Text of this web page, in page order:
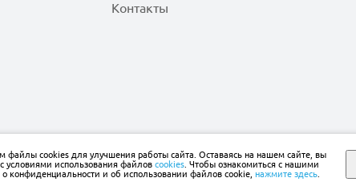
Контакты
файлы cookies для улучшения работы сайта. Оставаясь на нашем сайте, вы
условиями использования файлов cookies . Чтобы ознакомиться с нашими
конфиденциальности и об использовании файлов cookie, нажмите здесь